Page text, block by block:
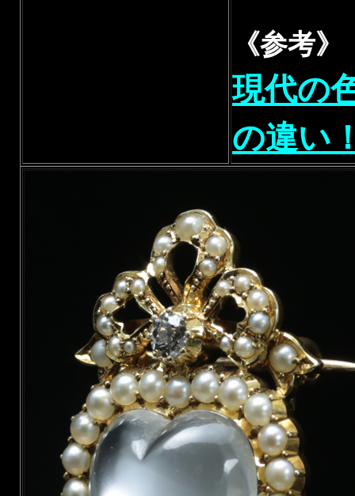
《参考》
現代の
の違い